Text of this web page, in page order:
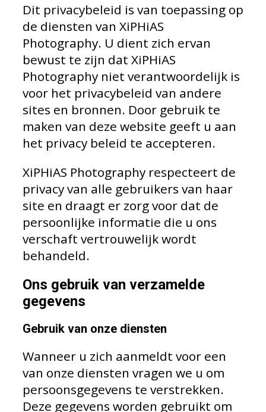
Dit privacybeleid is van toepassing op
de diensten van XiPHiAS
Photography. U dient zich ervan
bewust te zijn dat XiPHiAS
Photography niet verantwoordelijk is
voor het privacybeleid van andere
sites en bronnen. Door gebruik te
maken van deze website geeft u aan
het privacy beleid te accepteren.
XiPHiAS Photography respecteert de
privacy van alle gebruikers van haar
site en draagt er zorg voor dat de
persoonlijke informatie die u ons
verschaft vertrouwelijk wordt
behandeld.
Ons gebruik van verzamelde
gegevens
Gebruik van onze diensten
Wanneer u zich aanmeldt voor een
van onze diensten vragen we u om
persoonsgegevens te verstrekken.
Deze gegevens worden gebruikt om